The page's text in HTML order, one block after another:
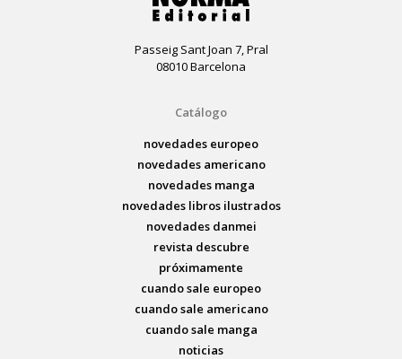
Passeig Sant Joan 7, Pral
08010 Barcelona
Catálogo
novedades europeo
novedades americano
novedades manga
novedades libros ilustrados
novedades danmei
revista descubre
próximamente
cuando sale europeo
cuando sale americano
cuando sale manga
noticias